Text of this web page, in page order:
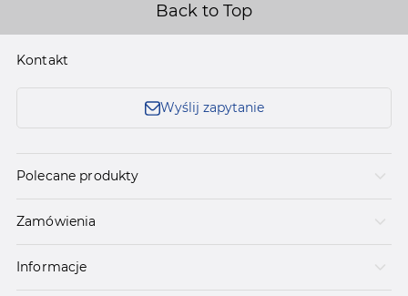
Back to Top
Kontakt
Wyślij zapytanie
Polecane produkty
Zamówienia
Informacje